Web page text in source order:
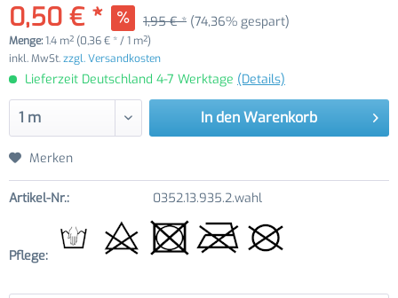
0,50 € * 1,95 € * (74,36% gespart)
Menge:1.4 m² (0,36 € * / 1 m²)
inkl. MwSt.zzgl. Versandkosten
Lieferzeit Deutschland 4-7 Werktage (Details)
In den Warenkorb
Merken
Artikel-Nr.: 0352.13.935.2.wahl
Pflege: